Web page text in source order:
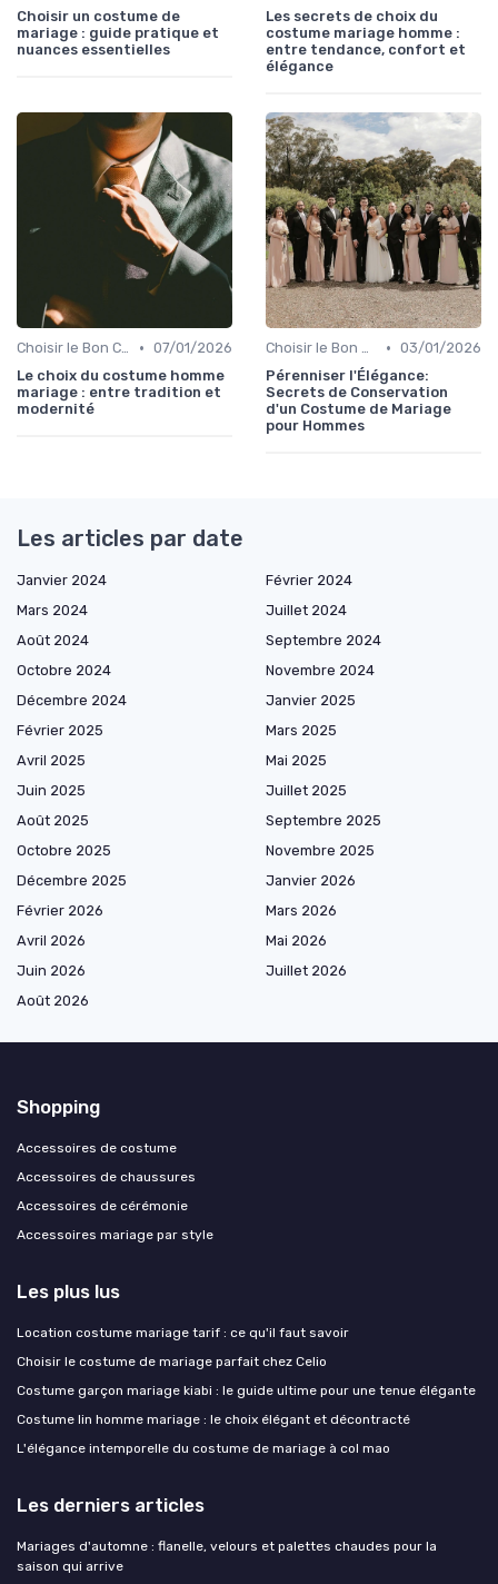
Choisir un costume de
mariage : guide pratique et
nuances essentielles
Les secrets de choix du
costume mariage homme :
entre tendance, confort et
élégance
Choisir le Bon Costume • 07/01/2026
Le choix du costume homme
mariage : entre tradition et
modernité
Choisir le Bon Costume • 03/01/2026
Pérenniser l'Élégance:
Secrets de Conservation
d'un Costume de Mariage
pour Hommes
Les articles par date
Janvier 2024
Février 2024
Mars 2024
Juillet 2024
Août 2024
Septembre 2024
Octobre 2024
Novembre 2024
Décembre 2024
Janvier 2025
Février 2025
Mars 2025
Avril 2025
Mai 2025
Juin 2025
Juillet 2025
Août 2025
Septembre 2025
Octobre 2025
Novembre 2025
Décembre 2025
Janvier 2026
Février 2026
Mars 2026
Avril 2026
Mai 2026
Juin 2026
Juillet 2026
Août 2026
Shopping
Accessoires de costume
Accessoires de chaussures
Accessoires de cérémonie
Accessoires mariage par style
Les plus lus
Location costume mariage tarif : ce qu'il faut savoir
Choisir le costume de mariage parfait chez Celio
Costume garçon mariage kiabi : le guide ultime pour une tenue élégante
Costume lin homme mariage : le choix élégant et décontracté
L'élégance intemporelle du costume de mariage à col mao
Les derniers articles
Mariages d'automne : flanelle, velours et palettes chaudes pour la
saison qui arrive